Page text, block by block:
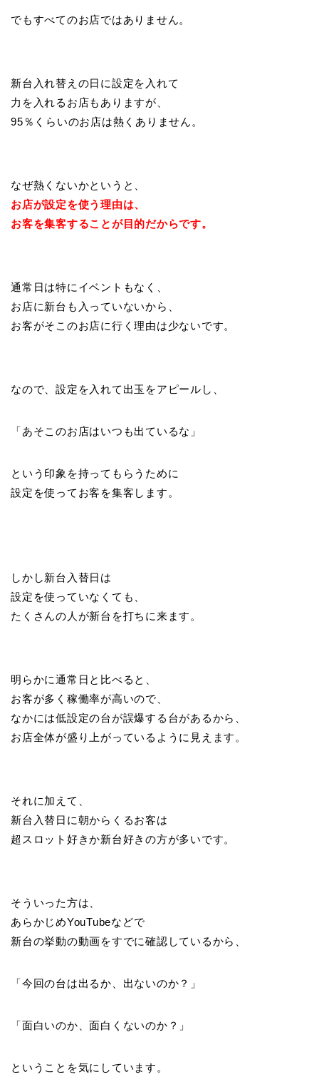
でもすべてのお店ではありません。
新台入れ替えの日に設定を入れて
力を入れるお店もありますが、
95％くらいのお店は熱くありません。
なぜ熱くないかというと、
お店が設定を使う理由は、
お客を集客することが目的だからです。
通常日は特にイベントもなく、
お店に新台も入っていないから、
お客がそこのお店に行く理由は少ないです。
なので、設定を入れて出玉をアピールし、
「あそこのお店はいつも出ているな」
という印象を持ってもらうために
設定を使ってお客を集客します。
しかし新台入替日は
設定を使っていなくても、
たくさんの人が新台を打ちに来ます。
明らかに通常日と比べると、
お客が多く稼働率が高いので、
なかには低設定の台が誤爆する台があるから、
お店全体が盛り上がっているように見えます。
それに加えて、
新台入替日に朝からくるお客は
超スロット好きか新台好きの方が多いです。
そういった方は、
あらかじめYouTubeなどで
新台の挙動の動画をすでに確認しているから、
「今回の台は出るか、出ないのか？」
「面白いのか、面白くないのか？」
ということを気にしています。